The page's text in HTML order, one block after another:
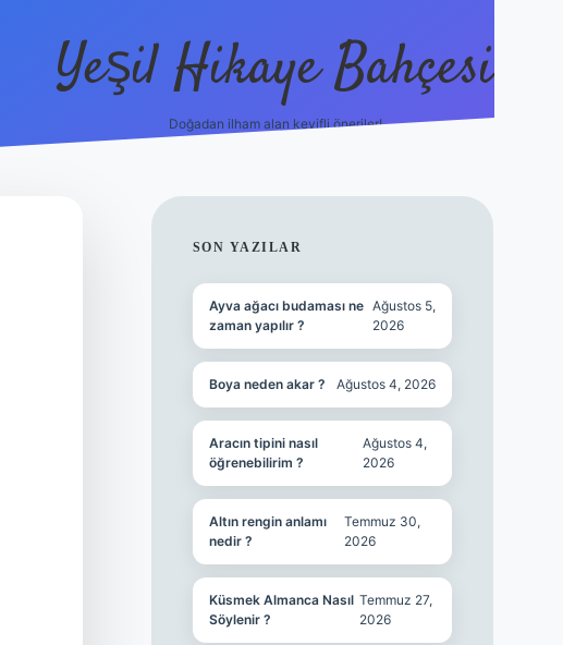
Yeşil Hikaye Bahçesi
Doğadan ilham alan keyifli öneriler!
SIDEBAR
SON YAZILAR
Ayva ağacı budaması ne
zaman yapılır ?
Ağustos 5,
2026
Boya neden akar ? Ağustos 4, 2026
Aracın tipini nasıl
öğrenebilirim ?
Ağustos 4,
2026
Altın rengin anlamı
nedir ?
Temmuz 30,
2026
Küsmek Almanca Nasıl
Söylenir ?
Temmuz 27,
2026
en güvenilir